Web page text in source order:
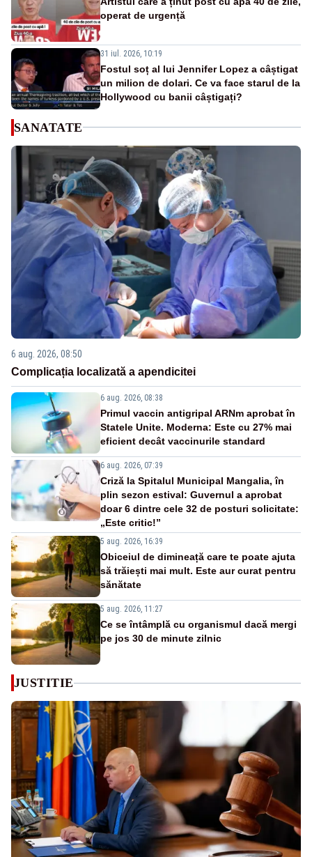
operat de urgență
31 iul. 2026, 10:19
Fostul soț al lui Jennifer Lopez a câștigat
un milion de dolari. Ce va face starul de la
Hollywood cu banii câștigați?
SANATATE
6 aug. 2026, 08:50
Complicația localizată a apendicitei
6 aug. 2026, 08:38
Primul vaccin antigripal ARNm aprobat în
Statele Unite. Moderna: Este cu 27% mai
eficient decât vaccinurile standard
6 aug. 2026, 07:39
Criză la Spitalul Municipal Mangalia, în
plin sezon estival: Guvernul a aprobat
doar 6 dintre cele 32 de posturi solicitate:
„Este critic!”
5 aug. 2026, 16:39
Obiceiul de dimineață care te poate ajuta
să trăiești mai mult. Este aur curat pentru
sănătate
5 aug. 2026, 11:27
Ce se întâmplă cu organismul dacă mergi
pe jos 30 de minute zilnic
JUSTITIE